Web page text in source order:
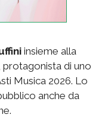
insieme alla
, protagonista di uno
Musica 2026. Lo
anche da